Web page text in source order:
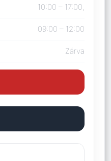
10:00 – 17:00,
09:00 – 12:00
Zárva